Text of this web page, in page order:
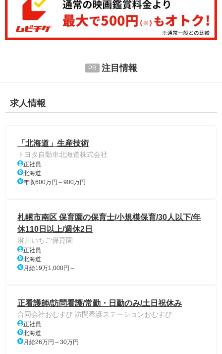
注目情報
求人情報
「北海道」生産技術
トヨタ自動車北海道株式会社
正社員
北海道
年収600万円～900万円
札幌市南区 保育園の保育士/小規模保育/30人以下/年
休110日以上/週休2日
澄川いちご保育園
正社員
北海道
月給19万1,000円～
正看護師/訪問看護/常勤・日勤のみ/土日祝休み
合同会社おむすび 訪問看護ステーションおむすび
正社員
北海道
月給26万円～30万円